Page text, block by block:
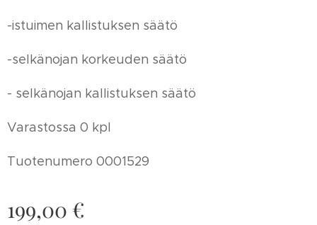
-istuimen kallistuksen säätö
-selkänojan korkeuden säätö
- selkänojan kallistuksen säätö
Varastossa 0 kpl
Tuotenumero 0001529
199,00 €